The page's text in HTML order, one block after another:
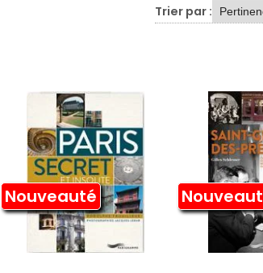
Trier par :
Nouveauté